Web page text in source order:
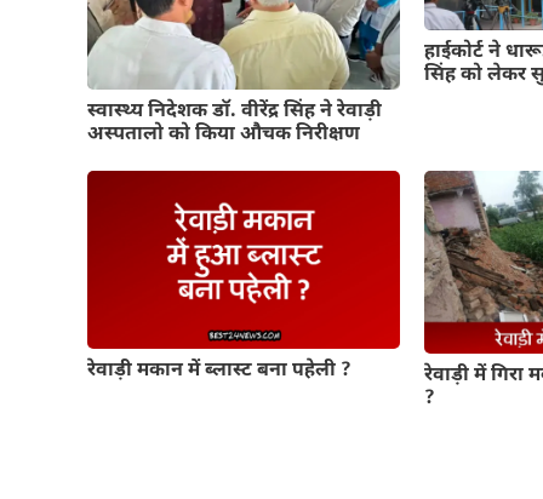
स्वास्थ्य निदेशक डॉ. वीरेंद्र सिंह ने रेवाड़ी
अस्पतालो को किया औचक निरीक्षण
हाईकोर्ट ने
सिंह को लेकर
रेवाड़ी मकान में ब्लास्ट बना पहेली ?
रेवाड़ी में
?